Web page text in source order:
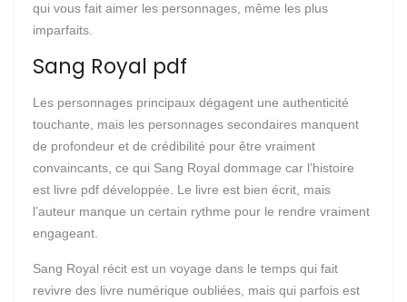
qui vous fait aimer les personnages, même les plus
imparfaits.
Sang Royal pdf
Les personnages principaux dégagent une authenticité
touchante, mais les personnages secondaires manquent
de profondeur et de crédibilité pour être vraiment
convaincants, ce qui Sang Royal dommage car l’histoire
est livre pdf développée. Le livre est bien écrit, mais
l’auteur manque un certain rythme pour le rendre vraiment
engageant.
Sang Royal récit est un voyage dans le temps qui fait
revivre des livre numérique oubliées, mais qui parfois est